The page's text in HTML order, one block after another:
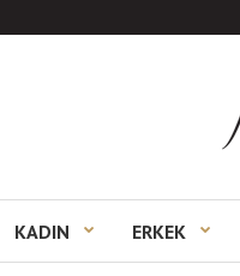
KADIN ERKEK